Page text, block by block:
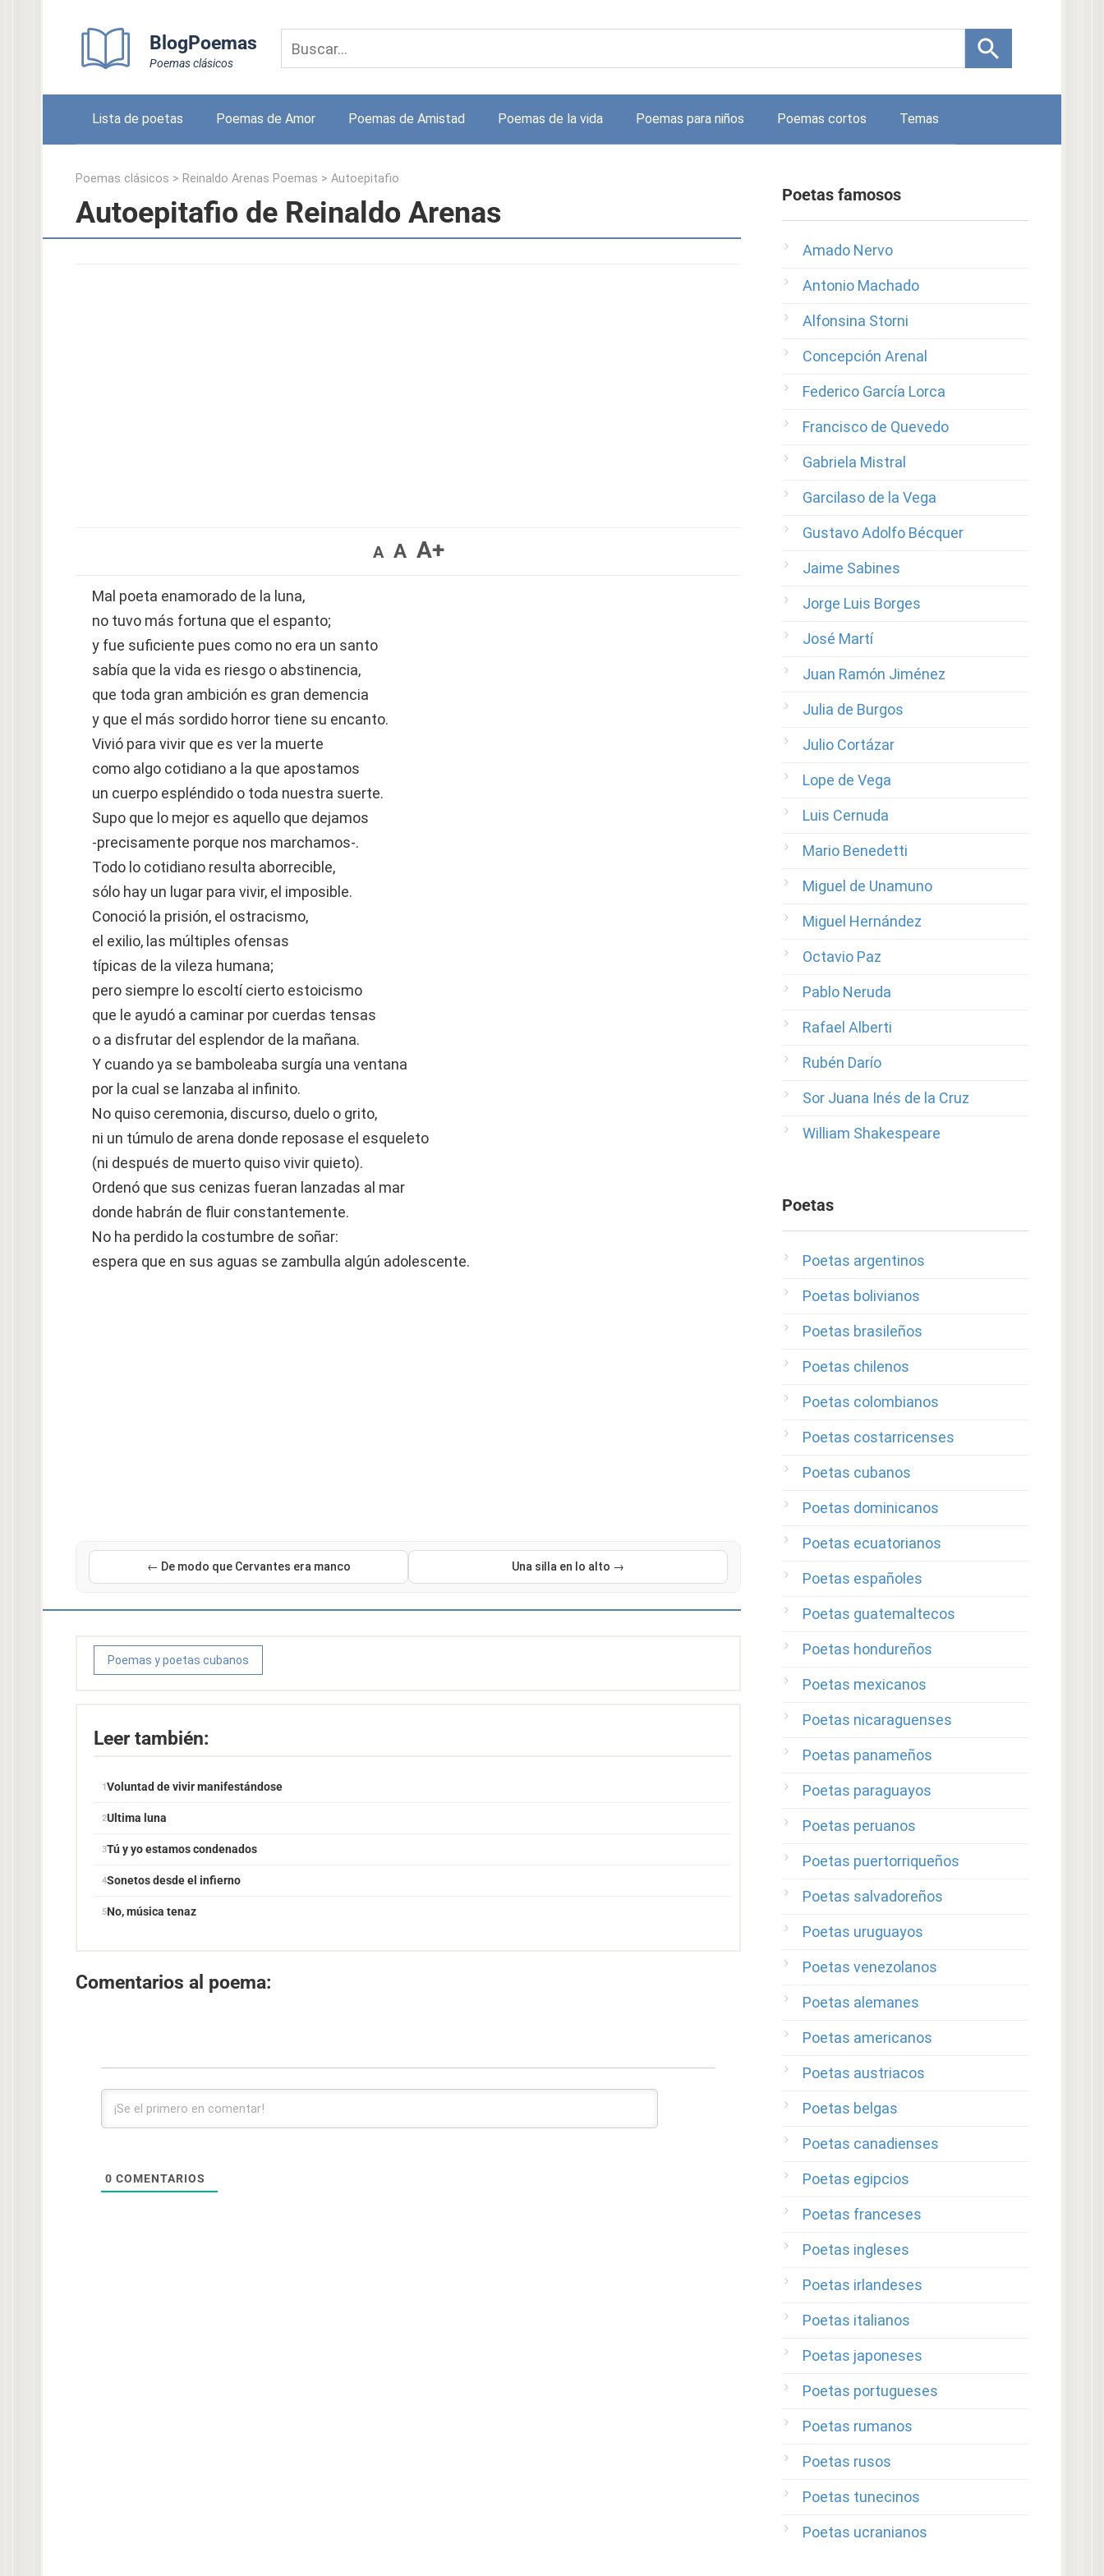
BlogPoemas
Poemas clásicos
Lista de poetas Poemas de Amor Poemas de Amistad Poemas de la vida Poemas para niños Poemas cortos Temas
Poemas clásicos > Reinaldo Arenas Poemas > Autoepitafio
Autoepitafio de Reinaldo Arenas
A A A+
Mal poeta enamorado de la luna,
no tuvo más fortuna que el espanto;
y fue suficiente pues como no era un santo
sabía que la vida es riesgo o abstinencia,
que toda gran ambición es gran demencia
y que el más sordido horror tiene su encanto.
Vivió para vivir que es ver la muerte
como algo cotidiano a la que apostamos
un cuerpo espléndido o toda nuestra suerte.
Supo que lo mejor es aquello que dejamos
-precisamente porque nos marchamos-.
Todo lo cotidiano resulta aborrecible,
sólo hay un lugar para vivir, el imposible.
Conoció la prisión, el ostracismo,
el exilio, las múltiples ofensas
típicas de la vileza humana;
pero siempre lo escoltí cierto estoicismo
que le ayudó a caminar por cuerdas tensas
o a disfrutar del esplendor de la mañana.
Y cuando ya se bamboleaba surgía una ventana
por la cual se lanzaba al infinito.
No quiso ceremonia, discurso, duelo o grito,
ni un túmulo de arena donde reposase el esqueleto
(ni después de muerto quiso vivir quieto).
Ordenó que sus cenizas fueran lanzadas al mar
donde habrán de fluir constantemente.
No ha perdido la costumbre de soñar:
espera que en sus aguas se zambulla algún adolescente.
← De modo que Cervantes era manco Una silla en lo alto →
Poemas y poetas cubanos
Leer también:
Voluntad de vivir manifestándose
Ultima luna
Tú y yo estamos condenados
Sonetos desde el infierno
No, música tenaz
Comentarios al poema:
0 COMENTARIOS
Poetas famosos
Amado Nervo
Antonio Machado
Alfonsina Storni
Concepción Arenal
Federico García Lorca
Francisco de Quevedo
Gabriela Mistral
Garcilaso de la Vega
Gustavo Adolfo Bécquer
Jaime Sabines
Jorge Luis Borges
José Martí
Juan Ramón Jiménez
Julia de Burgos
Julio Cortázar
Lope de Vega
Luis Cernuda
Mario Benedetti
Miguel de Unamuno
Miguel Hernández
Octavio Paz
Pablo Neruda
Rafael Alberti
Rubén Darío
Sor Juana Inés de la Cruz
William Shakespeare
Poetas
Poetas argentinos
Poetas bolivianos
Poetas brasileños
Poetas chilenos
Poetas colombianos
Poetas costarricenses
Poetas cubanos
Poetas dominicanos
Poetas ecuatorianos
Poetas españoles
Poetas guatemaltecos
Poetas hondureños
Poetas mexicanos
Poetas nicaraguenses
Poetas panameños
Poetas paraguayos
Poetas peruanos
Poetas puertorriqueños
Poetas salvadoreños
Poetas uruguayos
Poetas venezolanos
Poetas alemanes
Poetas americanos
Poetas austriacos
Poetas belgas
Poetas canadienses
Poetas egipcios
Poetas franceses
Poetas ingleses
Poetas irlandeses
Poetas italianos
Poetas japoneses
Poetas portugueses
Poetas rumanos
Poetas rusos
Poetas tunecinos
Poetas ucranianos